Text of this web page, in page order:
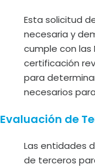
Esta solicitud
necesaria y
cumple con las
certificación
para
necesarios
Evaluación de
Las entidades
de terceros